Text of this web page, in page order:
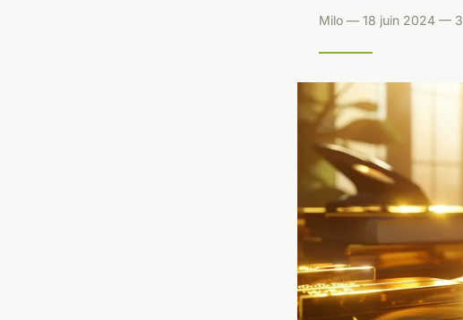
Milo — 18 juin 2024 —